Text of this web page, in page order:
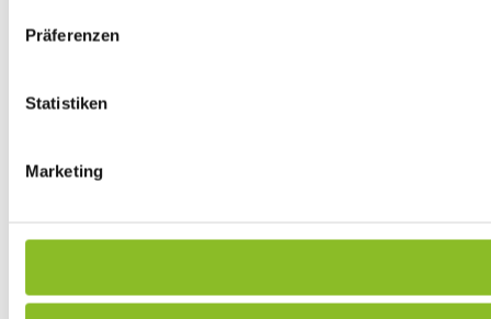
Präferenzen
Statistiken
Marketing